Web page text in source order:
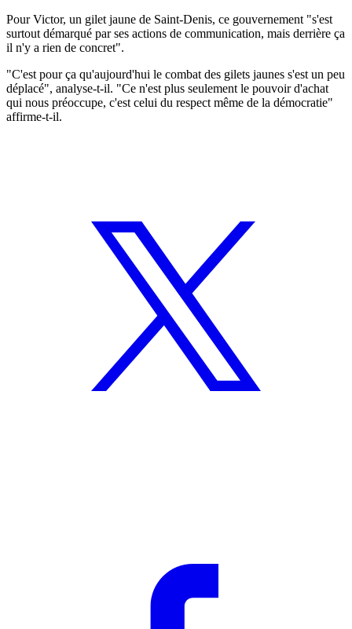
Pour Victor, un gilet jaune de Saint-Denis, ce gouvernement "s'est
surtout démarqué par ses actions de communication, mais derrière ça
il n'y a rien de concret".
"C'est pour ça qu'aujourd'hui le combat des gilets jaunes s'est un peu
déplacé", analyse-t-il. "Ce n'est plus seulement le pouvoir d'achat
qui nous préoccupe, c'est celui du respect même de la démocratie"
affirme-t-il.